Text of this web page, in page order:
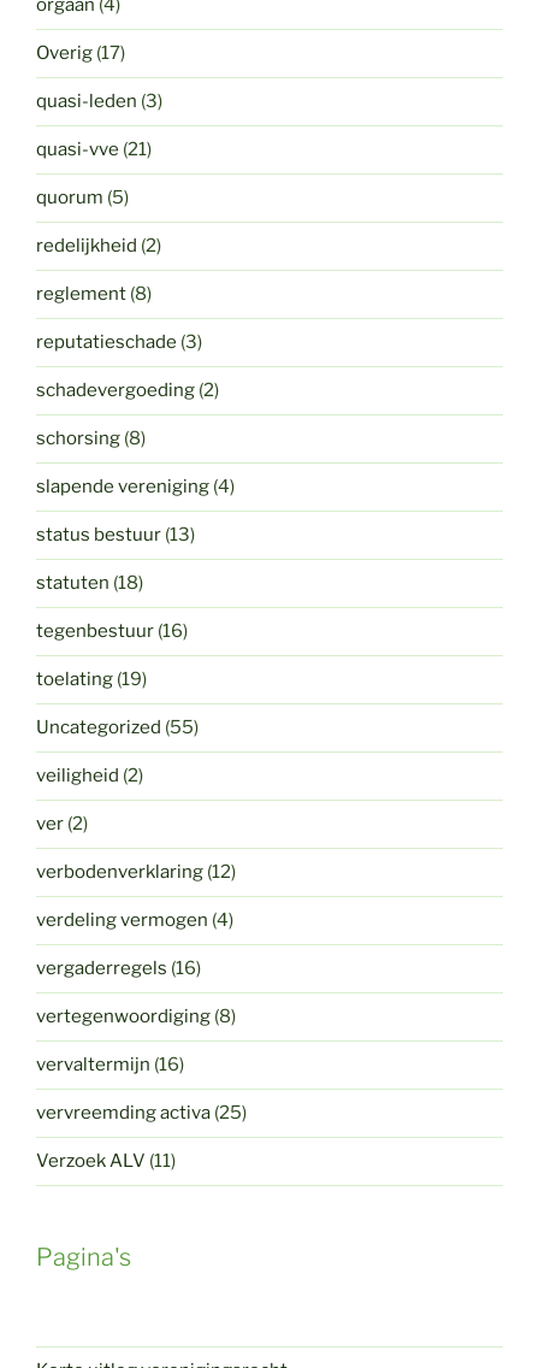
orgaan (4)
Overig (17)
quasi-leden (3)
quasi-vve (21)
quorum (5)
redelijkheid (2)
reglement (8)
reputatieschade (3)
schadevergoeding (2)
schorsing (8)
slapende vereniging (4)
status bestuur (13)
statuten (18)
tegenbestuur (16)
toelating (19)
Uncategorized (55)
veiligheid (2)
ver (2)
verbodenverklaring (12)
verdeling vermogen (4)
vergaderregels (16)
vertegenwoordiging (8)
vervaltermijn (16)
vervreemding activa (25)
Verzoek ALV (11)
Pagina's